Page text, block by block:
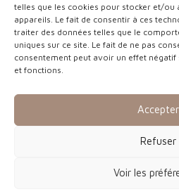
telles que les cookies pour stocker et/ou
appareils. Le fait de consentir à ces
traiter des données telles que le
uniques sur ce site. Le fait de ne pas
consentement peut avoir un effet
et fonctions.
Accepter
Refuser
Voir les
au feu et transformée en